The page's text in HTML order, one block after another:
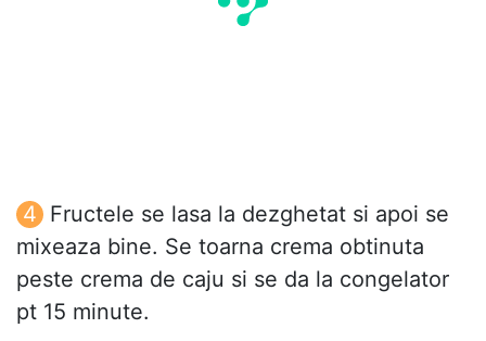
Fructele se lasa la dezghetat si apoi se
mixeaza bine. Se toarna crema obtinuta
peste crema de caju si se da la congelator
pt 15 minute.